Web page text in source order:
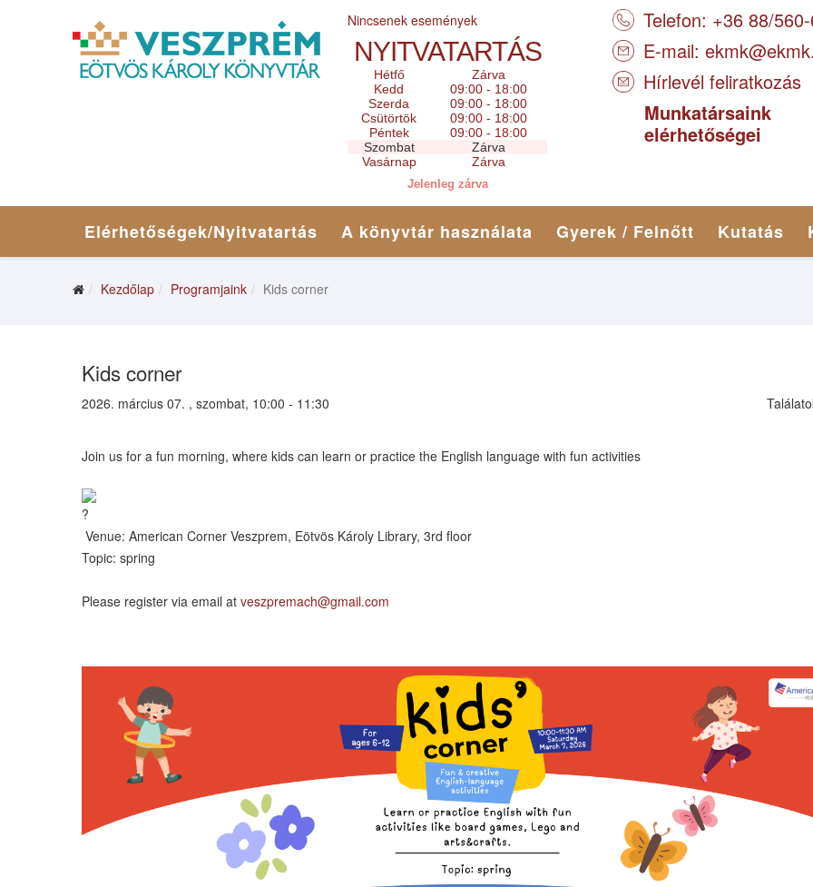
Nincsenek események
NYITVATARTÁS
Hétfő
Zárva
Kedd
09:00 - 18:00
Szerda
09:00 - 18:00
Csütörtök
09:00 - 18:00
Péntek
09:00 - 18:00
Szombat
Zárva
Vasárnap
Zárva
Jelenleg zárva
Telefon: +36 88/
E-mail:
Hírlevél feliratkozás
Munkatársaink
elérhetőségei
Elérhetőségek/Nyitvatartás A könyvtár használata Gyerek / Felnőtt Kutatás
Kezdőlap Programjaink Kids corner
Kids corner
2026. március 07. , szombat, 10:00 - 11:30
Join us for a fun morning, where kids can learn or practice the English language with fun activities
Venue: American Corner Veszprem, Eötvös Károly Library, 3rd floor
Topic: spring
Please register via email at veszpremach@gmail.com